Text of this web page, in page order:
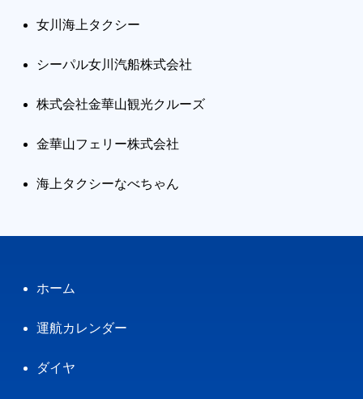
女川海上タクシー
シーパル女川汽船株式会社
株式会社金華山観光クルーズ
金華山フェリー株式会社
海上タクシーなべちゃん
ホーム
運航カレンダー
ダイヤ